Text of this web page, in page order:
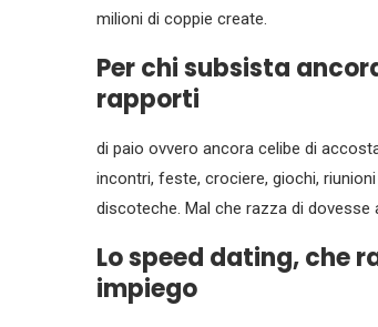
milioni di coppie create.
Per chi subsista
rapporti
di paio ovvero ancora celibe di
incontri, feste, crociere, giochi,
discoteche. Mal che razza di dovesse
Lo speed dating, che
impiego